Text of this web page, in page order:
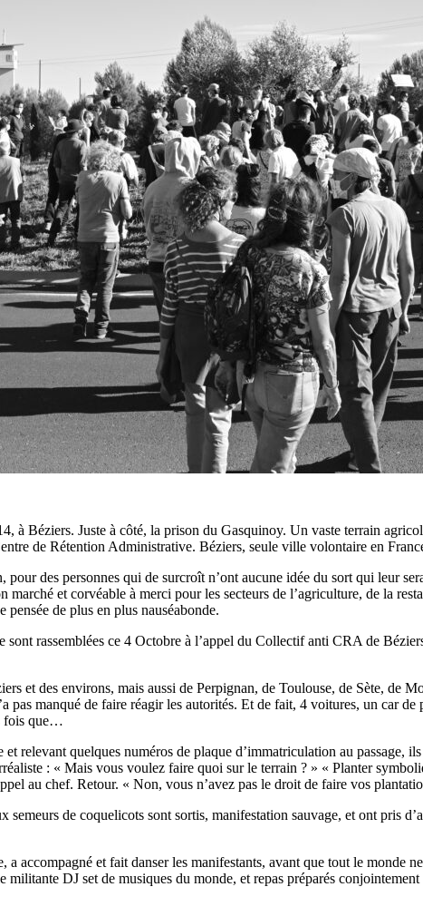
à Béziers. Juste à côté, la prison du Gasquinoy. Un vaste terrain
de Rétention Administrative. Béziers, seule ville volontaire en
des personnes qui de surcroît n’ont aucune idée du sort qui leur
et corvéable à merci pour les secteurs de l’agriculture, de la
de plus en plus nauséabonde.
sont rassemblées ce 4 Octobre à l’appel du Collectif anti CRA de
et des environs, mais aussi de Perpignan, de Toulouse, de Sète, de
pas manqué de faire réagir les autorités. Et de fait, 4 voitures, un car
fois que…
relevant quelques numéros de plaque d’immatriculation au passage,
: « Mais vous voulez faire quoi sur le terrain ? » « Planter
au chef. Retour. « Non, vous n’avez pas le droit de faire vos
semeurs de coquelicots sont sortis, manifestation sauvage, et ont pris
accompagné et fait danser les manifestants, avant que tout le monde
DJ set de musiques du monde, et repas préparés